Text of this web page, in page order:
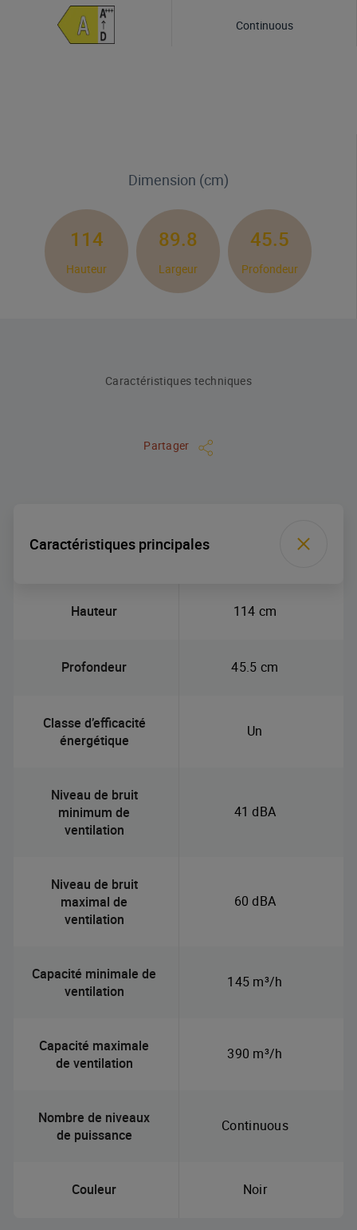
Continuous
Dimension (cm)
114
Hauteur
89.8
Largeur
45.5
Profondeur
Caractéristiques techniques
Partager
Caractéristiques principales
Hauteur 114 cm
Profondeur 45.5 cm
Classe d’efficacité
énergétique
Un
Niveau de bruit
minimum de
ventilation
41 dBA
Niveau de bruit
maximal de
ventilation
60 dBA
Capacité minimale de
ventilation
145 m³/h
Capacité maximale
de ventilation
390 m³/h
Nombre de niveaux
de puissance
Continuous
Couleur Noir